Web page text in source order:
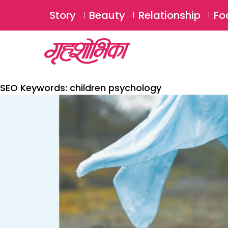
Story Beauty Relationship
SEO Keywords: children psychology